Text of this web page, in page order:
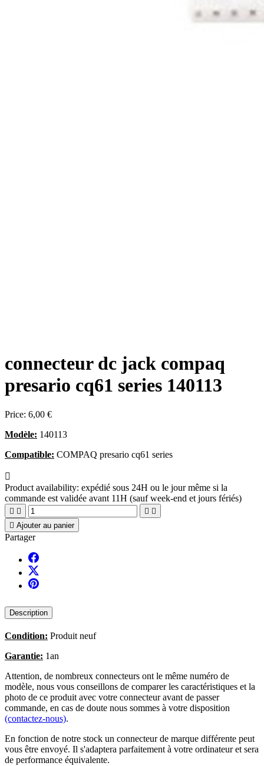
connecteur dc jack compaq
presario cq61 series 140113
Price: 6,00 €
Modèle: 140113
Compatible: COMPAQ presario cq61 series

Product availability: expédié sous 24H ou le jour même si la
commande est validée avant 11H (sauf week-end et jours fériés)
   
 Ajouter au panier
Partager
Description
Condition: Produit neuf
Garantie: 1an
Attention, de nombreux connecteurs ont le même numéro de
modèle, nous vous conseillons de comparer les caractéristiques et la
photo de ce produit avec votre connecteur avant de passer
commande, en cas de doute nous sommes à votre disposition
(contactez-nous).
En fonction de notre stock un connecteur de marque différente peut
vous être envoyé. Il s'adaptera parfaitement à votre ordinateur et sera
de performance équivalente.